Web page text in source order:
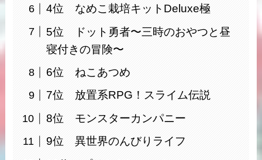
4位 なめこ栽培キットDeluxe極
5位 ドット勇者〜三時のおやつと昼
寝付きの冒険〜
6位 ねこあつめ
7位 放置系RPG！スライム伝説
8位 モンスターカンパニー
9位 異世界のんびりライフ